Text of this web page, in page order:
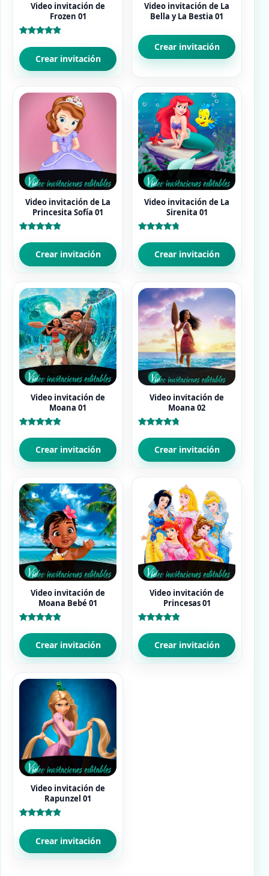
Video invitación de
Frozen 01
con
5.00
de 5 Crear invitación
Video invitación de La
Bella y La Bestia 01
Crear invitación
Video invitación de La
Princesita Sofía 01
con
5.00
de 5 Crear invitación
Video invitación de La
Sirenita 01
con
4.83
de 5 Crear invitación
Video invitación de
Moana 01
con
5.00
de 5 Crear invitación
Video invitación de
Moana 02
con
4.86
de 5 Crear invitación
Video invitación de
Moana Bebé 01
con
5.00
de 5 Crear invitación
Video invitación de
Princesas 01
con
5.00
de 5 Crear invitación
Video invitación de
Rapunzel 01
con
5.00
de 5 Crear invitación